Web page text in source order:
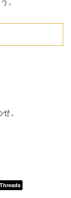
。
。
Threads